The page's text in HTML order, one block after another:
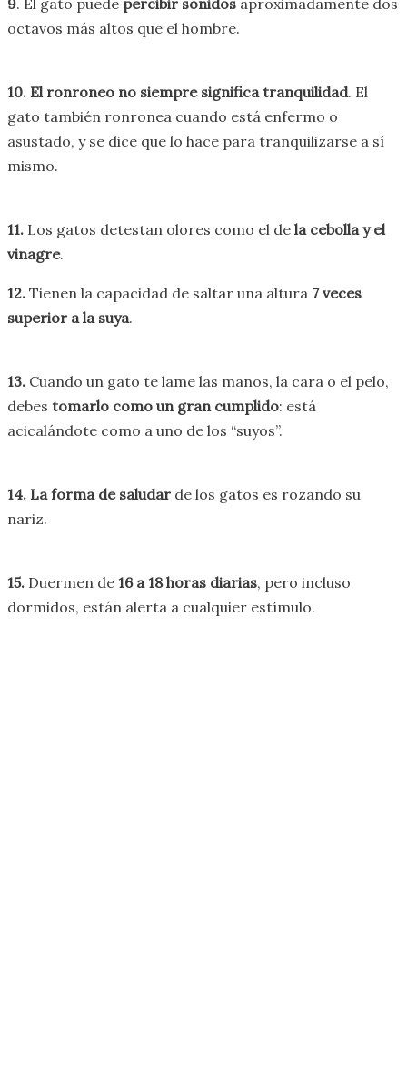
octavos más altos que el hombre.
10. El ronroneo no siempre significa tranquilidad. El
gato también ronronea cuando está enfermo o
asustado, y se dice que lo hace para tranquilizarse a sí
mismo.
11. Los gatos detestan olores como el de la cebolla y el
vinagre.
12. Tienen la capacidad de saltar una altura 7 veces
superior a la suya.
13. Cuando un gato te lame las manos, la cara o el pelo,
debes tomarlo como un gran cumplido: está
acicalándote como a uno de los “suyos”.
14. La forma de saludar de los gatos es rozando su
nariz.
15. Duermen de 16 a 18 horas diarias, pero incluso
dormidos, están alerta a cualquier estímulo.